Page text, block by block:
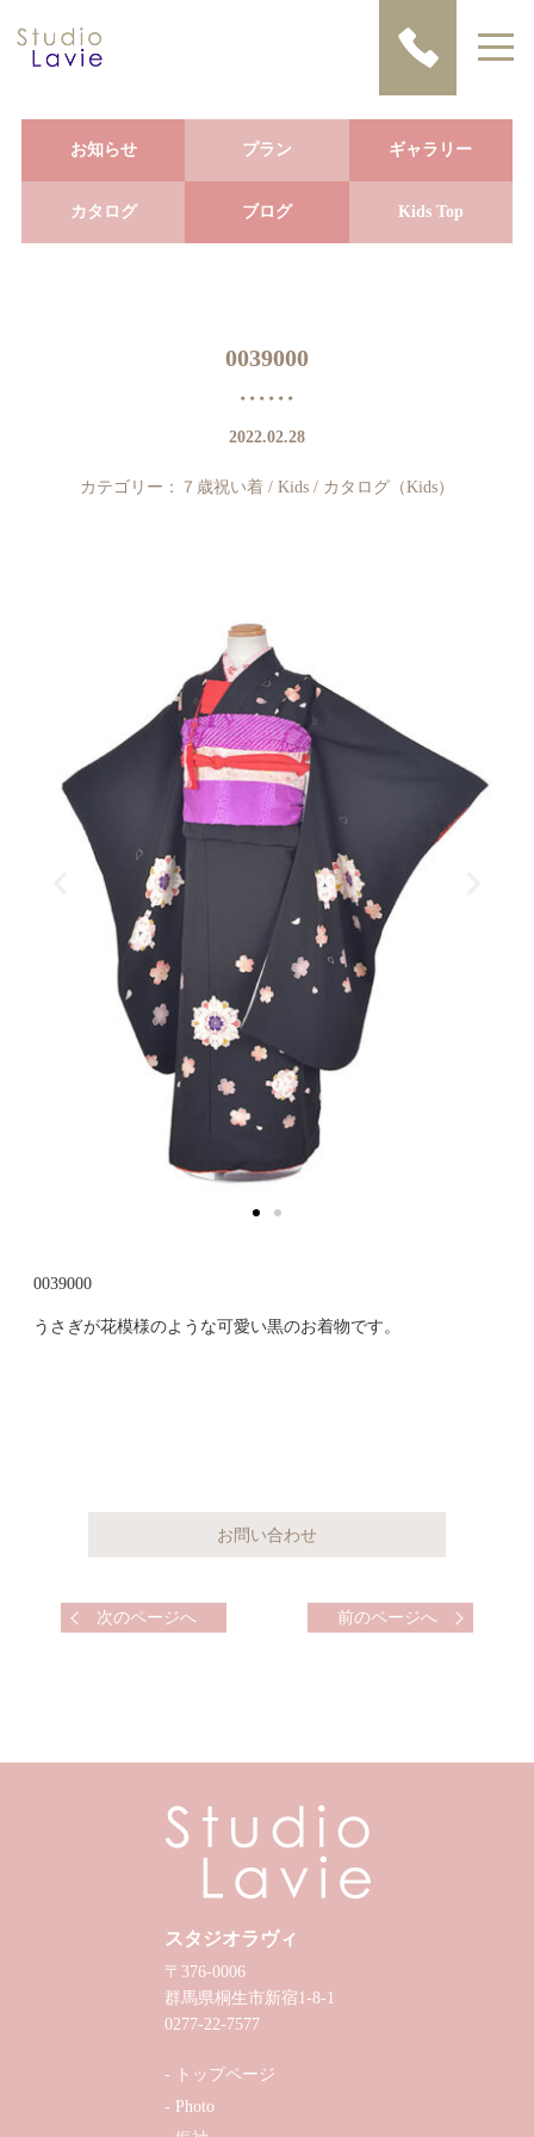
お知らせ プラン ギャラリー
カタログ ブログ Kids Top
0039000
2022.02.28
カテゴリー： ７歳祝い着 / Kids / カタログ（Kids）
0039000
うさぎが花模様のような可愛い黒のお着物です。
次のページへ 前のページへ
スタジオラヴィ
〒376-0006
群馬県桐生市新宿1-8-1
0277-22-7577
トップページ
Photo